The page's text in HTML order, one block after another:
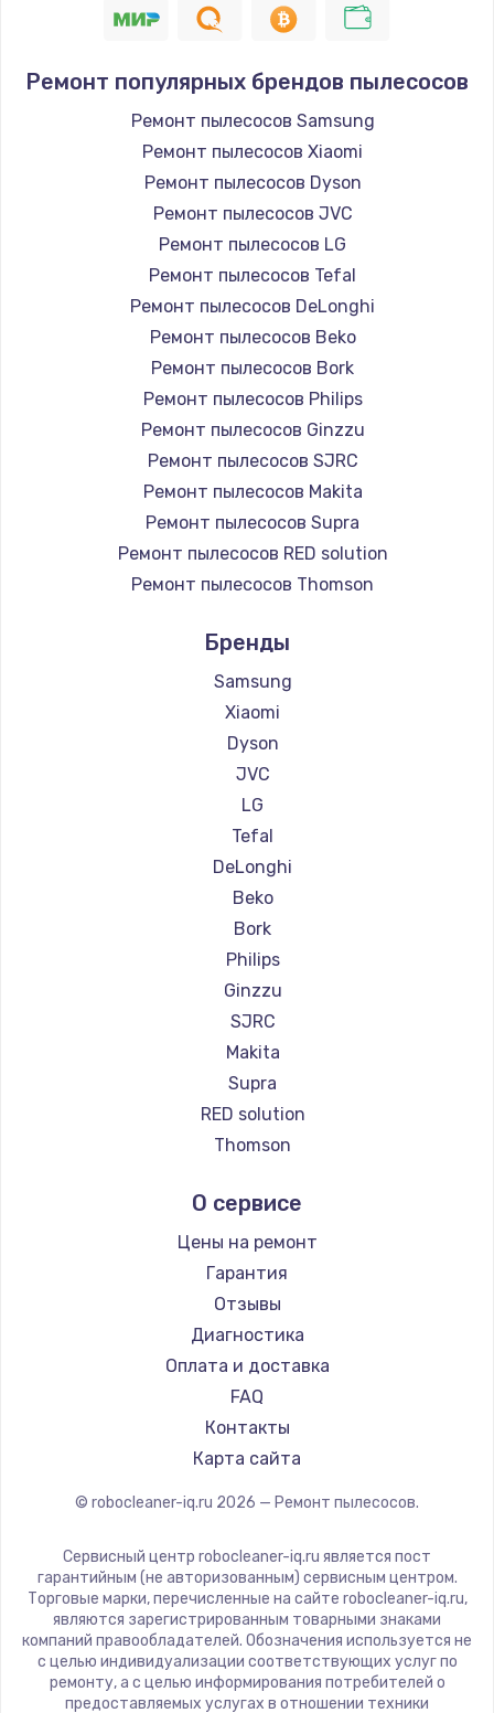
Ремонт популярных брендов пылесосов
Ремонт пылесосов Samsung
Ремонт пылесосов Xiaomi
Ремонт пылесосов Dyson
Ремонт пылесосов JVC
Ремонт пылесосов LG
Ремонт пылесосов Tefal
Ремонт пылесосов DeLonghi
Ремонт пылесосов Beko
Ремонт пылесосов Bork
Ремонт пылесосов Philips
Ремонт пылесосов Ginzzu
Ремонт пылесосов SJRC
Ремонт пылесосов Makita
Ремонт пылесосов Supra
Ремонт пылесосов RED solution
Ремонт пылесосов Thomson
Ремонт пылесосов lydsto
Ремонт пылесосов Atvel
Ремонт пылесосов Tineco
Ремонт пылесосов Tuvio
Ремонт пылесосов DEXP
Ремонт пылесосов Haier
Ремонт пылесосов Pioneer
Ремонт пылесосов Electrolux
Ремонт пылесосов Grundig
Ремонт пылесосов BBK
Ремонт пылесосов Scarlett
Ремонт пылесосов Kyvol
Ремонт пылесосов Eigen
Ремонт пылесосов Honor
Ремонт пылесосов Qyron
Ремонт пылесосов Doffler
Ремонт пылесосов Hisense
Ремонт пылесосов Elitech
Ремонт пылесосов STIHL
Ремонт пылесосов Kirby
Бренды
Samsung
Xiaomi
Dyson
JVC
LG
Tefal
DeLonghi
Beko
Bork
Philips
Ginzzu
SJRC
Makita
Supra
RED solution
Thomson
lydsto
Atvel
Tineco
Tuvio
DEXP
Haier
Pioneer
Electrolux
Grundig
Kyvol
Eigen
Honor
Qyron
Doffler
Hisense
О сервисе
Цены на ремонт
Гарантия
Отзывы
Диагностика
Оплата и доставка
FAQ
Контакты
Карта сайта
© robocleaner-iq.ru 2026 — Ремонт пылесосов.
Сервисный центр robocleaner-iq.ru является пост
гарантийным (не авторизованным) сервисным центром.
Торговые марки, перечисленные на сайте robocleaner-iq.ru,
являются зарегистрированным товарными знаками
компаний правообладателей. Обозначения используется не
с целью индивидуализации соответствующих услуг по
ремонту, а с целью информирования потребителей о
предоставляемых услугах в отношении техники